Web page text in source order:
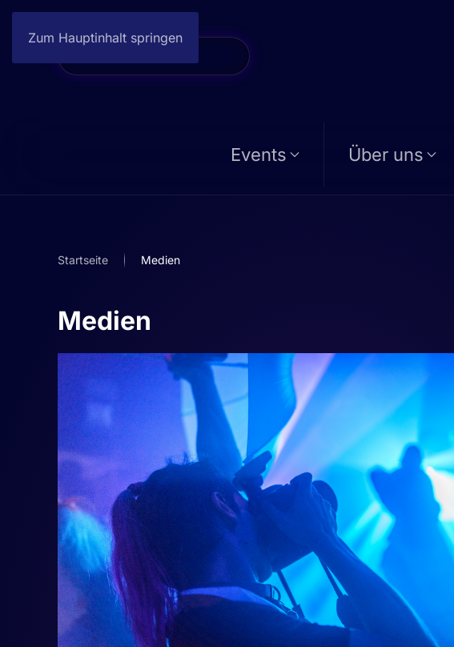
Zum Hauptinhalt springen
Events Über uns
Startseite Medien
Medien